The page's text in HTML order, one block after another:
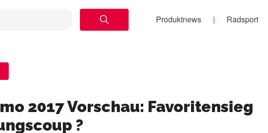
Produktnews Radsport
2017 Vorschau: Favoritensieg
?